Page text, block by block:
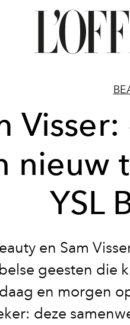
nieuw
YSL
en Sam
geesten die
en morgen
deze